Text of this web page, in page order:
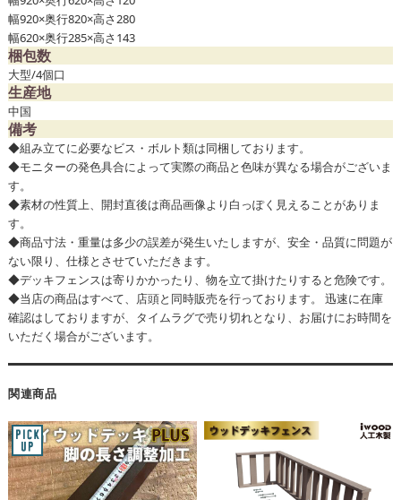
幅920×奥行820×高さ280
幅620×奥行285×高さ143
梱包数
大型/4個口
生産地
中国
備考
◆組み立てに必要なビス・ボルト類は同梱しております。
◆モニターの発色具合によって実際の商品と色味が異なる場合がございま
す。
◆素材の性質上、開封直後は商品画像より白っぽく見えることがありま
す。
◆商品寸法・重量は多少の誤差が発生いたしますが、安全・品質に問題が
ない限り、仕様とさせていただきます。
◆デッキフェンスは寄りかかったり、物を立て掛けたりすると危険です。
◆当店の商品はすべて、店頭と同時販売を行っております。 迅速に在庫
確認はしておりますが、タイムラグで売り切れとなり、お届けにお時間を
いただく場合がございます。
関連商品